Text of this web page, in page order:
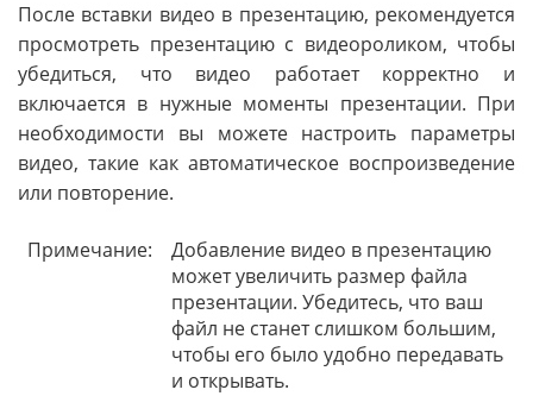
После вставки видео в презентацию, рекомендуется
просмотреть презентацию с видеороликом, чтобы
убедиться, что видео работает корректно и
включается в нужные моменты презентации. При
необходимости вы можете настроить параметры
видео, такие как автоматическое воспроизведение
или повторение.
Примечание:
Добавление видео в презентацию
может увеличить размер файла
презентации. Убедитесь, что ваш
файл не станет слишком большим,
чтобы его было удобно передавать
и открывать.